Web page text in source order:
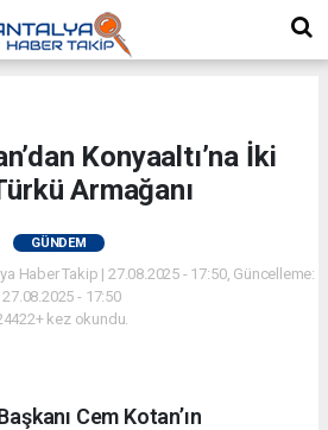
Konyaaltı’na İki
Armağanı
GÜNDEM
Haber Takip | 27.08.2025 - 17:50, Güncelleme:
27.08.2025 - 17:50
kez okundu.
Cem Kotan’ın